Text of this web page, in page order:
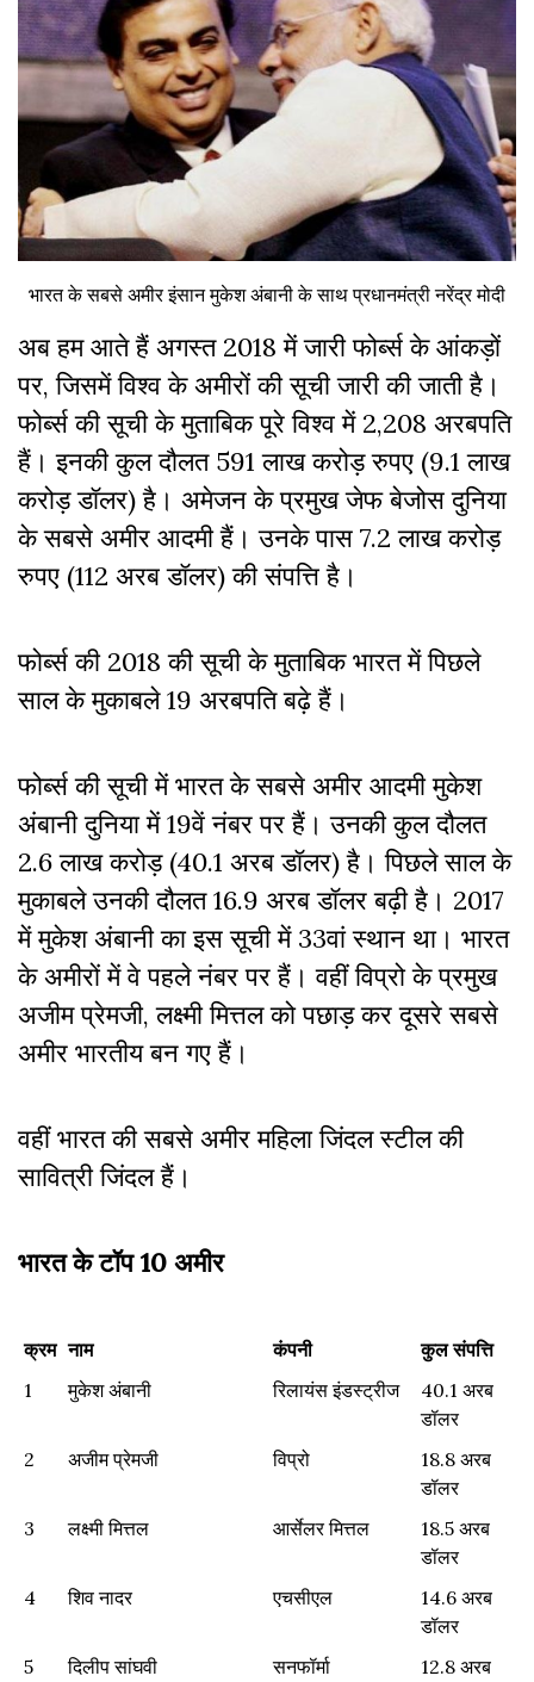
भारत के सबसे अमीर इंसान मुकेश अंबानी के साथ प्रधानमंत्री नरेंद्र मोदी
अब हम आते हैं अगस्त 2018 में जारी फोर्ब्स के आंकड़ों
पर, जिसमें विश्व के अमीरों की सूची जारी की जाती है।
फोर्ब्स की सूची के मुताबिक पूरे विश्व में 2,208 अरबपति
हैं। इनकी कुल दौलत 591 लाख करोड़ रुपए (9.1 लाख
करोड़ डॉलर) है। अमेजन के प्रमुख जेफ बेजोस दुनिया
के सबसे अमीर आदमी हैं। उनके पास 7.2 लाख करोड़
रुपए (112 अरब डॉलर) की संपत्ति है।
फोर्ब्स की 2018 की सूची के मुताबिक भारत में पिछले
साल के मुकाबले 19 अरबपति बढ़े हैं।
फोर्ब्स की सूची में भारत के सबसे अमीर आदमी मुकेश
अंबानी दुनिया में 19वें नंबर पर हैं। उनकी कुल दौलत
2.6 लाख करोड़ (40.1 अरब डॉलर) है। पिछले साल के
मुकाबले उनकी दौलत 16.9 अरब डॉलर बढ़ी है। 2017
में मुकेश अंबानी का इस सूची में 33वां स्थान था। भारत
के अमीरों में वे पहले नंबर पर हैं। वहीं विप्रो के प्रमुख
अजीम प्रेमजी, लक्ष्मी मित्तल को पछाड़ कर दूसरे सबसे
अमीर भारतीय बन गए हैं।
वहीं भारत की सबसे अमीर महिला जिंदल स्टील की
सावित्री जिंदल हैं।
भारत के टॉप 10 अमीर
क्रम नाम कंपनी
कुल संपत्ति
1
मुकेश अंबानी रिलायंस इंडस्ट्रीज
40.1 अरब
डॉलर
2
अजीम प्रेमजी विप्रो
18.8 अरब
डॉलर
3
लक्ष्मी मित्तल आर्सेलर मित्तल
18.5 अरब
डॉलर
4
शिव नादर एचसीएल
14.6 अरब
डॉलर
5
दिलीप सांघवी सनफॉर्मा
12.8 अरब